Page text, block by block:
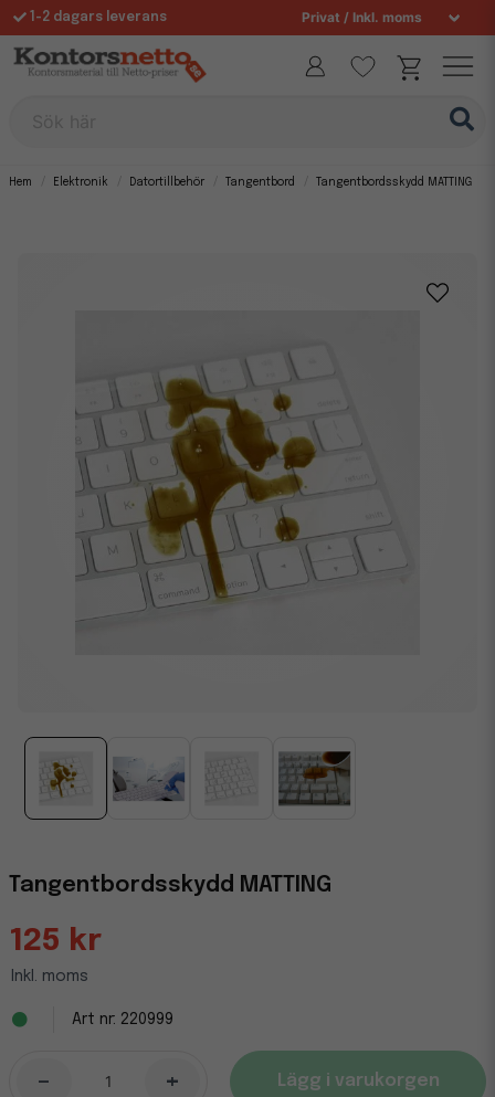
1-2 dagars leverans
Fri frakt över 995 kr
Hem Elektronik Datortillbehör Tangentbord Tangentbordsskydd MATTING
Tangentbordsskydd MATTING
125 kr
Inkl. moms
220999
- + Lägg i varukorgen